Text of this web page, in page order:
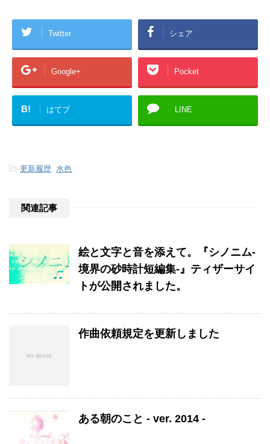
Twitter シェア
Google+ Pocket
B! はてブ LINE
-更新履歴 水色
関連記事
絵と文字と音を添えて。『シノニム-
境界の砂時計短編集-』ティザーサイ
トが公開されました。
作曲依頼規定を更新しました
ある朝のこと - ver. 2014 -